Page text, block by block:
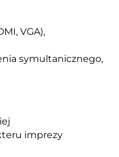
VGA),
symultanicznego,
imprezy